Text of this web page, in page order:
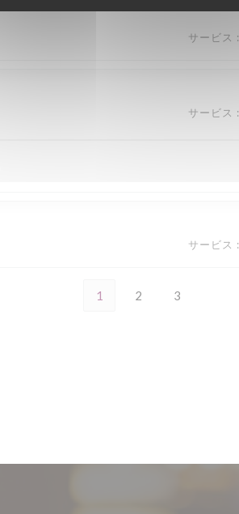
サービス :
サービス :
サービス :
1 2 3